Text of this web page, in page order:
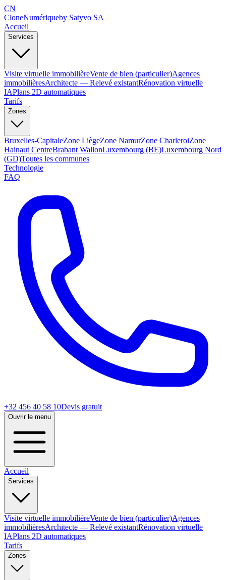
CN
CloneNumériqueby Satyvo SA
Accueil
Services
Visite virtuelle immobilièreVente de bien (particulier)Agences
immobilièresArchitecte — Relevé existantRénovation virtuelle
IAPlans 2D automatiques
Tarifs
Zones
Bruxelles-CapitaleZone LiègeZone NamurZone CharleroiZone
Hainaut CentreBrabant WallonLuxembourg (BE)Luxembourg Nord
(GD)Toutes les communes
Technologie
FAQ
+32 456 40 58 10Devis gratuit
Ouvrir le menu
Accueil
Services
Visite virtuelle immobilièreVente de bien (particulier)Agences
immobilièresArchitecte — Relevé existantRénovation virtuelle
IAPlans 2D automatiques
Tarifs
Zones